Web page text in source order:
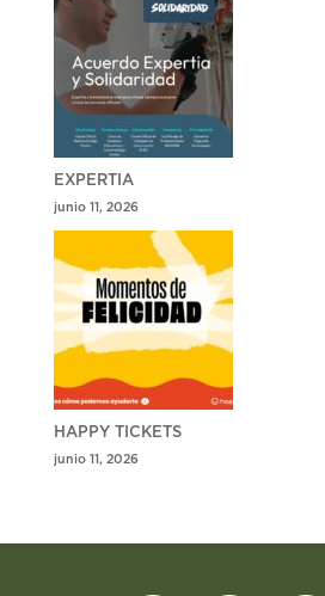
EXPERTIA
junio 11, 2026
HAPPY TICKETS
junio 11, 2026